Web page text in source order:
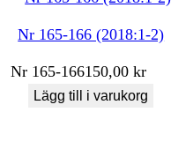
Nr 165-166 (2018:1-2)
Nr 165-166150,00kr
Lägg till i varukorg